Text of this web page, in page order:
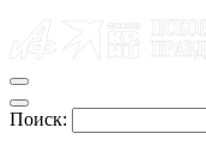
Поиск: